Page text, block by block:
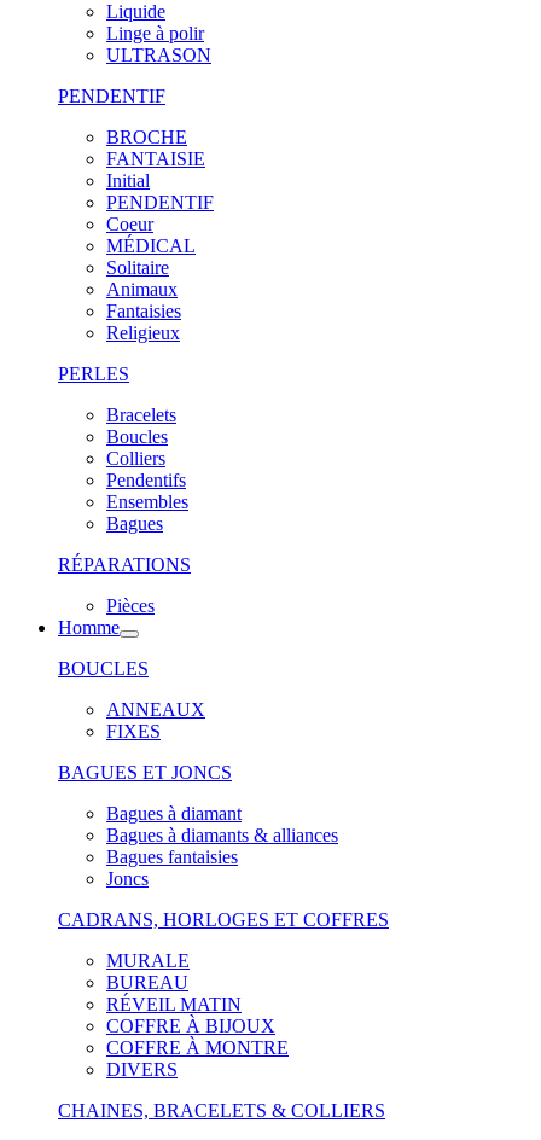
Liquide
Linge à polir
ULTRASON
PENDENTIF
BROCHE
FANTAISIE
Initial
PENDENTIF
Coeur
MÉDICAL
Solitaire
Animaux
Fantaisies
Religieux
PERLES
Bracelets
Boucles
Colliers
Pendentifs
Ensembles
Bagues
RÉPARATIONS
Pièces
Homme
BOUCLES
ANNEAUX
FIXES
BAGUES ET JONCS
Bagues à diamant
Bagues à diamants & alliances
Bagues fantaisies
Joncs
CADRANS, HORLOGES ET COFFRES
MURALE
BUREAU
RÉVEIL MATIN
COFFRE À BIJOUX
COFFRE À MONTRE
DIVERS
CHAINES, BRACELETS & COLLIERS